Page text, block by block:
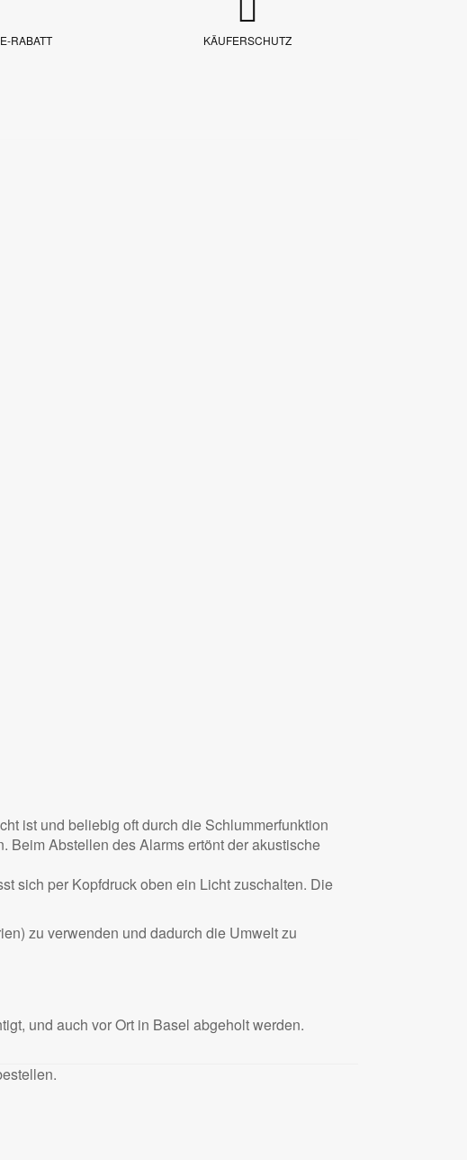
RABATT KÄUFERSCHUTZ
ist und beliebig oft durch die Schlummerfunktion
Beim Abstellen des Alarms ertönt der akustische
sich per Kopfdruck oben ein Licht zuschalten. Die
zu verwenden und dadurch die Umwelt zu
und auch vor Ort in Basel abgeholt werden.